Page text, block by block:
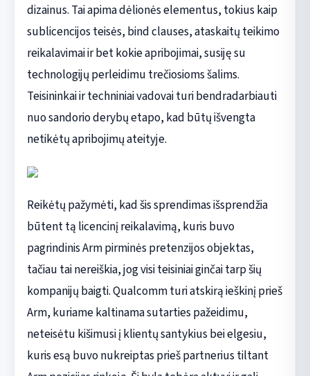
dizainus. Tai apima dėlionės elementus, tokius kaip
sublicencijos teisės, bind clauses, ataskaitų teikimo
reikalavimai ir bet kokie apribojimai, susiję su
technologijų perleidimu trečiosioms šalims.
Teisininkai ir techniniai vadovai turi bendradarbiauti
nuo sandorio derybų etapo, kad būtų išvengta
netikėtų apribojimų ateityje.
Reikėtų pažymėti, kad šis sprendimas išsprendžia
būtent tą licencinį reikalavimą, kuris buvo
pagrindinis Arm pirminės pretenzijos objektas,
tačiau tai nereiškia, jog visi teisiniai ginčai tarp šių
kompanijų baigti. Qualcomm turi atskirą ieškinį prieš
Arm, kuriame kaltinama sutarties pažeidimu,
neteisėtu kišimusi į klientų santykius bei elgesiu,
kuris esą buvo nukreiptas prieš partnerius tiltant